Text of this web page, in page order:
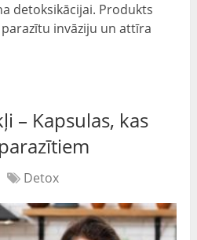
detoksikācijai. Produkts
invāziju un attīra
– Kapsulas, kas
Detox